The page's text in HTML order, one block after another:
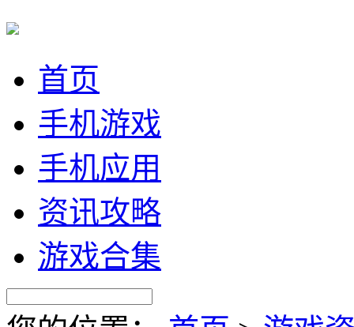
首页
手机游戏
手机应用
资讯攻略
游戏合集